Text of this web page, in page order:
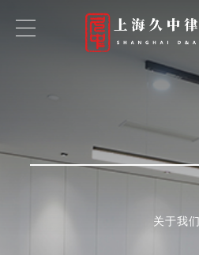
关于我们
探索我们的专业知识